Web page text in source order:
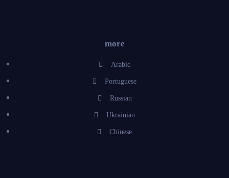
more
Arabic
Portuguese
Russian
Ukrainian
Chinese